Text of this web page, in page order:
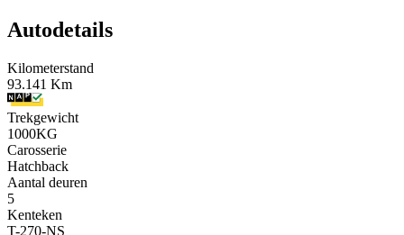
Autodetails
Kilometerstand
93.141 Km
Trekgewicht
1000KG
Carosserie
Hatchback
Aantal deuren
5
Kenteken
T-270-NS